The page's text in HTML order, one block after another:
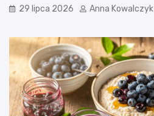
29 lipca 2026 Anna Kowalczyk